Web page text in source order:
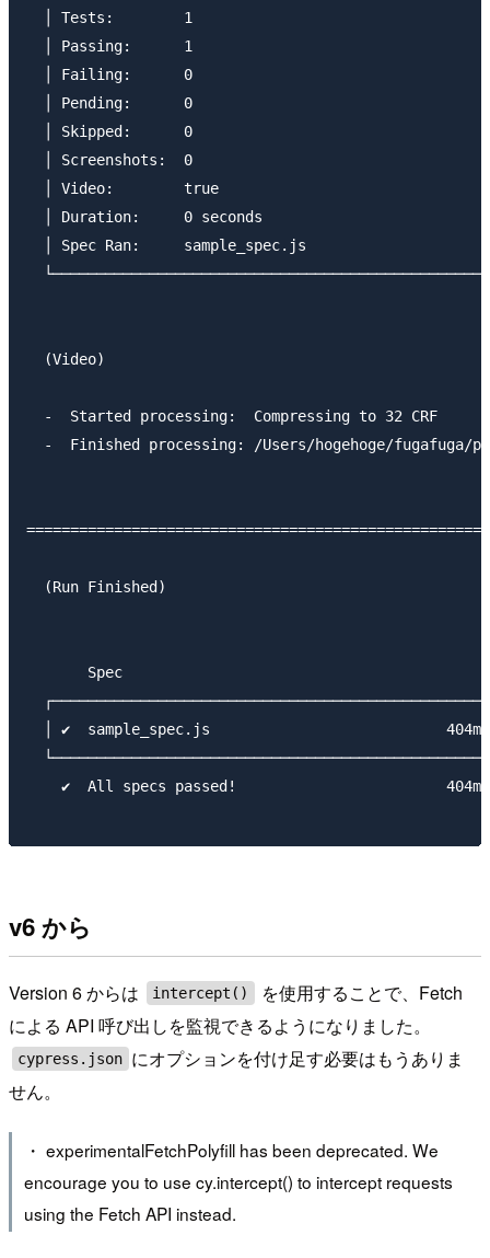
│ Tests:        1
│ Passing:      1
│ Failing:      0
│ Pending:      0
│ Skipped:      0
│ Screenshots:  0
│ Video:        true
│ Duration:     0 seconds
│ Spec Ran:     sample_spec.js
  (Video)
-  Started processing:
-  Finished processing: /Users/
  (Run Finished)
Spec
│ ✔  sample_spec.js
✔  All specs passed!
v6 から
Version 6 からは intercept()
を使用することで、Fetch
による API 呼び出しを監視できるようになりました。
cypress.json にオプションを付け足す必要はもうありま
せん。
・ experimentalFetchPolyfill has been deprecated. We
encourage you to use cy.intercept() to intercept requests
using the Fetch API instead.